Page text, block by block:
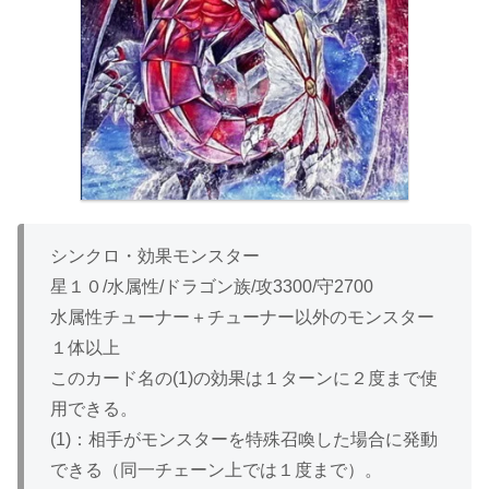
シンクロ・効果モンスター
星１０/水属性/ドラゴン族/攻3300/守2700
水属性チューナー＋チューナー以外のモンスター
１体以上
このカード名の(1)の効果は１ターンに２度まで使
用できる。
(1)：相手がモンスターを特殊召喚した場合に発動
できる（同一チェーン上では１度まで）。